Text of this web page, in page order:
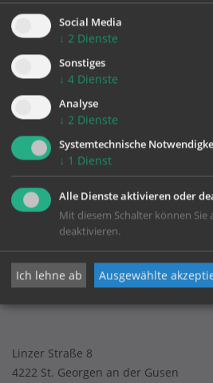
Linzer Straße 8
4222 St. Georgen an der Gusen
Social Media
↓ 2 Dienste
Sonstiges
↓ 4 Dienste
Analyse
↓ 2 Dienste
Systemtechnische
↓ 1 Dienst
Alle Dienste aktivieren oder
Mit diesem Schalter können
deaktivieren.
Ich lehne ab Ausgewählte